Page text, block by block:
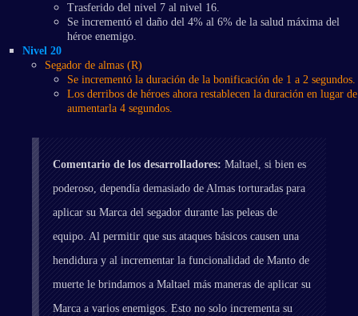
Trasferido del nivel 7 al nivel 16.
Se incrementó el daño del 4% al 6% de la salud máxima del
héroe enemigo.
Nivel 20
Segador de almas (R)
Se incrementó la duración de la bonificación de 1 a 2 segundos.
Los derribos de héroes ahora restablecen la duración en lugar de
aumentarla 4 segundos.
Comentario de los desarrolladores: Maltael, si bien es
poderoso, dependía demasiado de Almas torturadas para
aplicar su Marca del segador durante las peleas de
equipo. Al permitir que sus ataques básicos causen una
hendidura y al incrementar la funcionalidad de Manto de
muerte le brindamos a Maltael más maneras de aplicar su
Marca a varios enemigos. Esto no solo incrementa su